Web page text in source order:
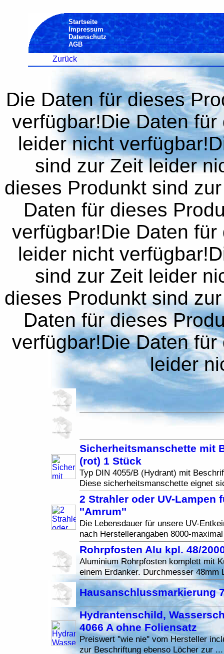
Startseite
Impressum
Datenschutz
AGB
Zurück
Die Daten für dieses
verfügbar!Die Daten
leider nicht
sind zur Zeit leider
dieses Produnkt sind
Daten für dieses
verfügbar!Die Daten
leider nicht
sind zur Zeit leider
dieses Produnkt sind
Daten für dieses
verfügbar!Die Daten
leider
Sicherheitsmanschette mit
(rot) 1 Stück
Typ DIN 4055/B (Hydrant) mit
Diese sicherheitsmanschette eignet
2 Strahler oder UV-Lampen
''Amrum''
Die Lebensdauer für unsere UV-
nach Herstellerangaben 8000-
Rohrpfosten Alu kpl. 48/
Aluminium Rohrpfosten komplett mit
einem Erdanker. Durchmesser 48mm
Hausanschlussmarkierung
Hydrantenschild,
4066 A ohne Foliensatz
Preiswert ''wie nie'' vom Hersteller
zur Beschriftung ebenso Löcher zur